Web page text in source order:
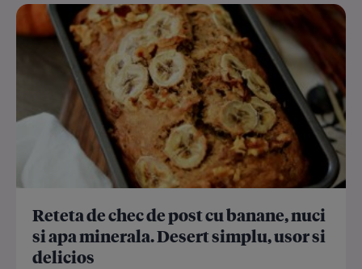
Reteta de chec de post cu banane, nuci
si apa minerala. Desert simplu, usor si
delicios